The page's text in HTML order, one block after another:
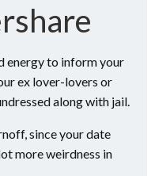
energy to inform your
ex lover-lovers or
along with jail.
since your date
more weirdness in